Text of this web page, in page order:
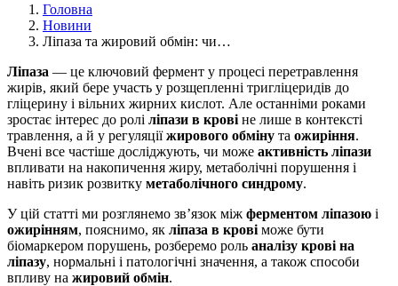
Головна
Новини
Ліпаза та жировий обмін: чи…
Ліпаза — це ключовий фермент у процесі перетравлення
жирів, який бере участь у розщепленні тригліцеридів до
гліцерину і вільних жирних кислот. Але останніми роками
зростає інтерес до ролі ліпази в крові не лише в контексті
травлення, а й у регуляціїжирового обміну та ожиріння.
Вчені все частіше досліджують, чи може активність ліпази
впливати на накопичення жиру, метаболічні порушення і
навіть ризик розвитку метаболічного синдрому.
У цій статті ми розглянемо зв’язок між ферментом ліпазою і
ожирінням, пояснимо, як ліпаза в крові може бути
біомаркером порушень, розберемо роль аналізу крові на
ліпазу, нормальні і патологічні значення, а також способи
впливу на жировий обмін.